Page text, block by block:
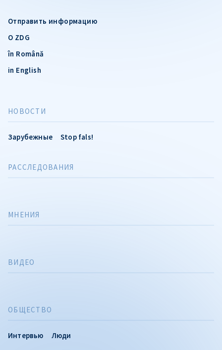
Отправить информацию
О ZDG
în Română
in English
НОВОСТИ
Зарубежные Stop fals!
РАССЛЕДОВАНИЯ
ОБЩЕСТВО
Интервью Люди
МНЕНИЯ
ВИДЕО